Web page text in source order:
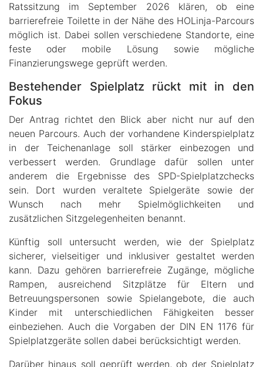
Ratssitzung im September 2026 klären, ob eine
barrierefreie Toilette in der Nähe des HOLinja-Parcours
möglich ist. Dabei sollen verschiedene Standorte, eine
feste oder mobile Lösung sowie mögliche
Finanzierungswege geprüft werden.
Bestehender Spielplatz rückt mit in den
Fokus
Der Antrag richtet den Blick aber nicht nur auf den
neuen Parcours. Auch der vorhandene Kinderspielplatz
in der Teichenanlage soll stärker einbezogen und
verbessert werden. Grundlage dafür sollen unter
anderem die Ergebnisse des SPD-Spielplatzchecks
sein. Dort wurden veraltete Spielgeräte sowie der
Wunsch nach mehr Spielmöglichkeiten und
zusätzlichen Sitzgelegenheiten benannt.
Künftig soll untersucht werden, wie der Spielplatz
sicherer, vielseitiger und inklusiver gestaltet werden
kann. Dazu gehören barrierefreie Zugänge, mögliche
Rampen, ausreichend Sitzplätze für Eltern und
Betreuungspersonen sowie Spielangebote, die auch
Kinder mit unterschiedlichen Fähigkeiten besser
einbeziehen. Auch die Vorgaben der DIN EN 1176 für
Spielplatzgeräte sollen dabei berücksichtigt werden.
Darüber hinaus soll geprüft werden, ob der Spielplatz